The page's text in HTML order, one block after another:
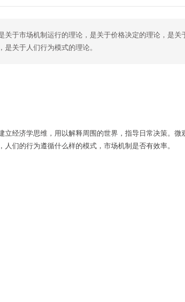
于市场机制运行的理论，是关于价格决定的理论，是关
关于人们行为模式的理论。
立经济学思维，用以解释周围的世界，指导日常决策。微
们的行为遵循什么样的模式，市场机制是否有效率。